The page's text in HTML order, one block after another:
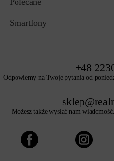
Smartfony
+48
Odpowiemy na Twoje pytania od
Możesz także wysłać nam